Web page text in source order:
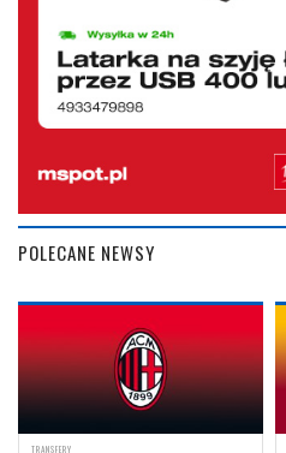
POLECANE NEWSY
TRANSFERY